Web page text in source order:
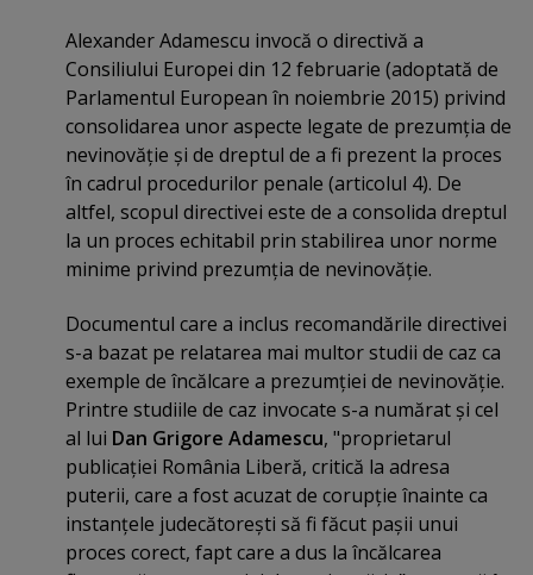
Alexander Adamescu invocă o directivă a
Consiliului Europei din 12 februarie (adoptată de
Parlamentul European în noiembrie 2015) privind
consolidarea unor aspecte legate de prezumţia de
nevinovăţie şi de dreptul de a fi prezent la proces
în cadrul procedurilor penale (articolul 4). De
altfel, scopul directivei este de a consolida dreptul
la un proces echitabil prin stabilirea unor norme
minime privind prezumţia de nevinovăţie.
Documentul care a inclus recomandările directivei
s-a bazat pe relatarea mai multor studii de caz ca
exemple de încălcare a prezumţiei de nevinovăţie.
Printre studiile de caz invocate s-a numărat şi cel
al lui Dan Grigore Adamescu, "proprietarul
publicaţiei România Liberă, critică la adresa
puterii, care a fost acuzat de corupţie înainte ca
instanţele judecătoreşti să fi făcut paşii unui
proces corect, fapt care a dus la încălcarea